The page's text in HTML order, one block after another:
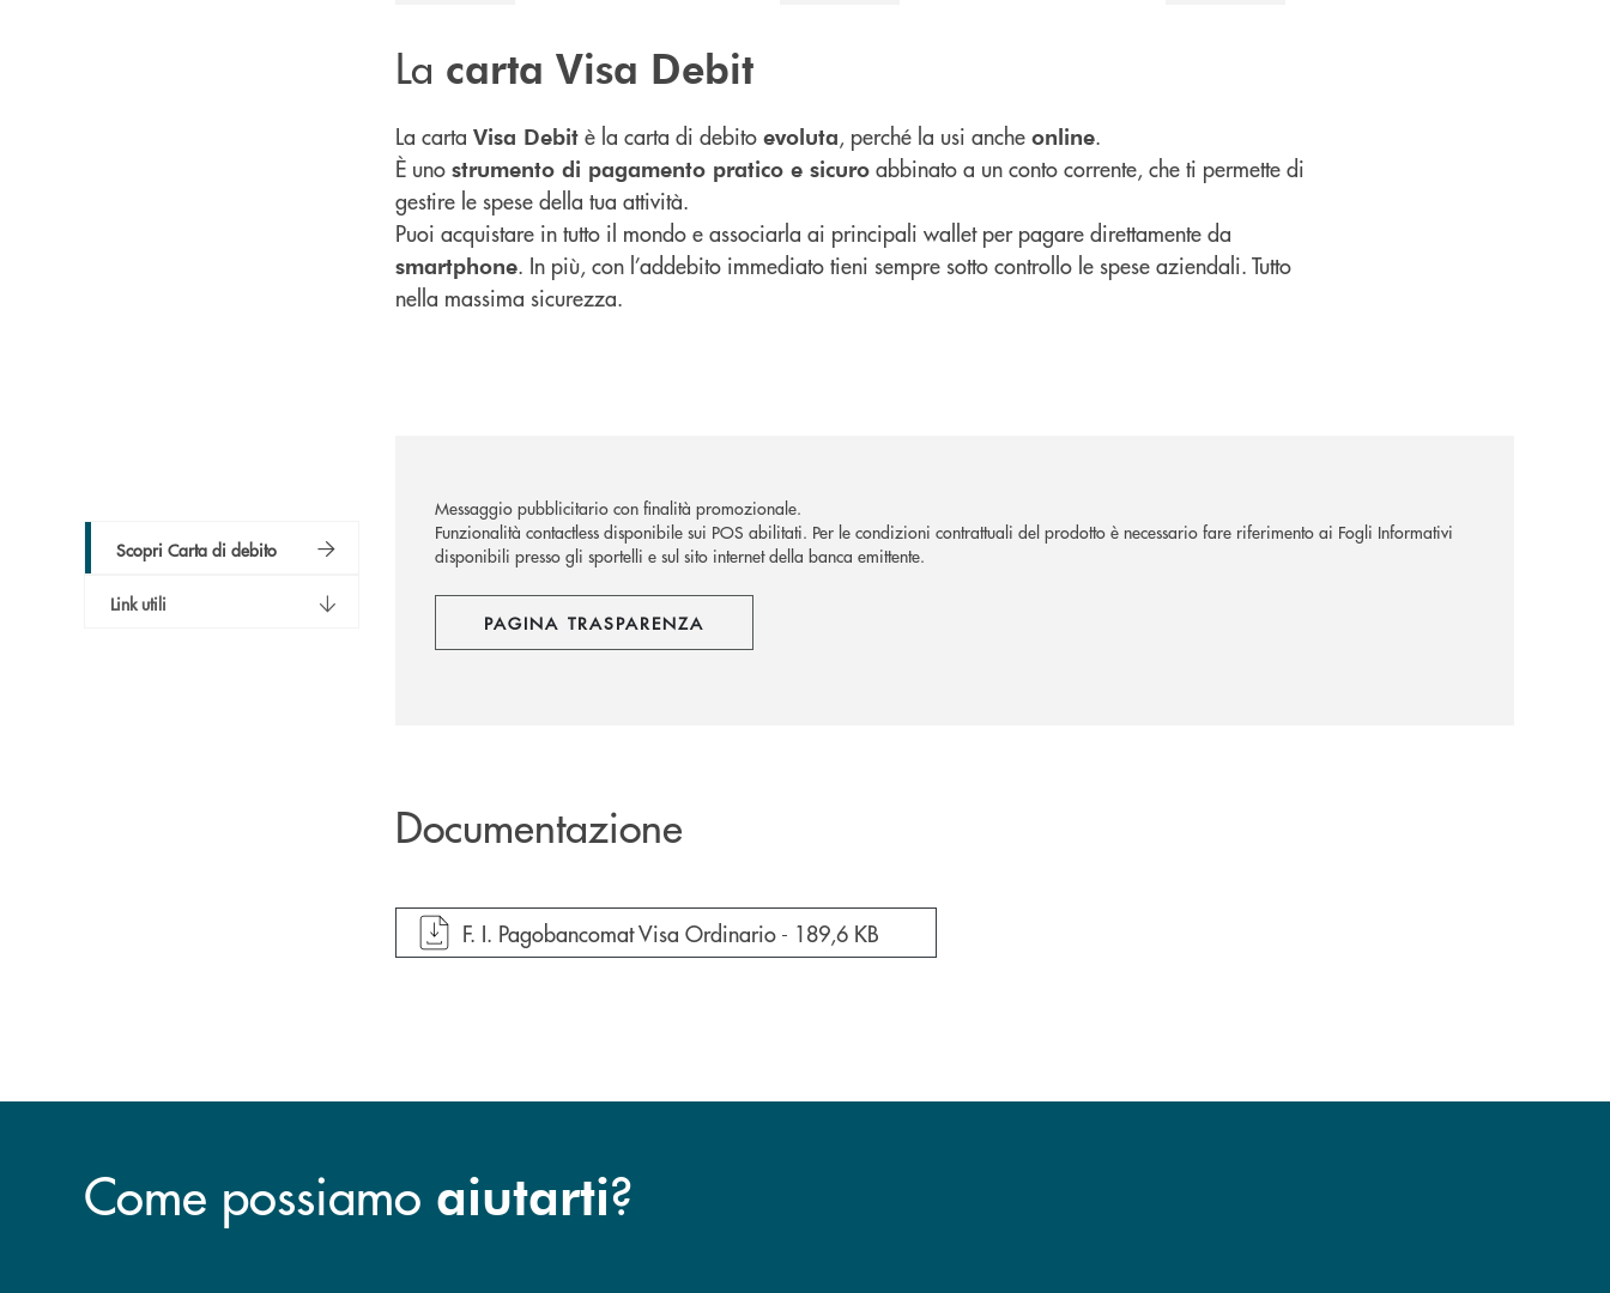
Scopri Carta di debito
Link utili
La carta Visa Debit
La carta Visa Debit è la carta di debito evoluta, perché la usi anche online.
È uno strumento di pagamento pratico e sicuro abbinato a un conto corrente, che ti permette di
gestire le spese della tua attività.
Puoi acquistare in tutto il mondo e associarla ai principali wallet per pagare direttamente da
smartphone. In più, con l’addebito immediato tieni sempre sotto controllo le spese aziendali. Tutto
nella massima sicurezza.
Messaggio pubblicitario con finalità promozionale.
Funzionalità contactless disponibile sui POS abilitati. Per le condizioni contrattuali del prodotto è necessario fare riferimento ai Fogli Informativi
disponibili presso gli sportelli e sul sito internet della banca emittente.
PAGINA TRASPARENZA
Documentazione
apre documento in una nuova finestra
F. I. Pagobancomat Visa Ordinario - 189,6 KB
Come possiamo aiutarti?